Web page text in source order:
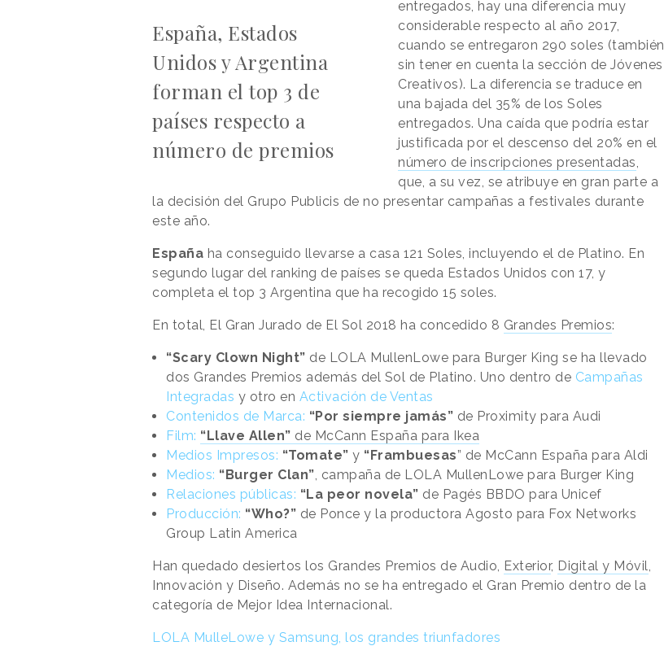
España, Estados
Unidos y Argentina
forman el top 3 de
países respecto a
número de premios
entregados, hay una diferencia muy
considerable respecto al año 2017,
cuando se entregaron 290 soles (también
sin tener en cuenta la sección de Jóvenes
Creativos). La diferencia se traduce en
una bajada del 35% de los Soles
entregados. Una caída que podría estar
justificada por el descenso del 20% en el
número de inscripciones presentadas
que, a su vez, se atribuye en gran parte a
la decisión del Grupo Publicis de no presentar campañas a festivales durante
este año.
España ha conseguido llevarse a casa 121 Soles, incluyendo el de Platino. En
segundo lugar del ranking de países se queda Estados Unidos con 17, y
completa el top 3 Argentina que ha recogido 15 soles.
En total, El Gran Jurado de El Sol 2018 ha concedido 8 Grandes Premios:
“Scary Clown Night” de LOLA MullenLowe para Burger King se ha llevado
dos Grandes Premios además del Sol de Platino. Uno dentro de Campañas
Integradas y otro en Activación de Ventas
Contenidos de Marca: “Por siempre jamás” de Proximity para Audi
Film: “Llave Allen” de McCann España para Ikea
Medios Impresos: “Tomate” y “Frambuesas” de McCann España para Aldi
Medios: “Burger Clan” , campaña de LOLA MullenLowe para Burger King
Relaciones públicas: “La peor novela” de Pagés BBDO para Unicef
Producción: “Who?” de Ponce y la productora Agosto para Fox Networks
Group Latin America
Han quedado desiertos los Grandes Premios de Audio, Exterior, Digital y Móvil
Innovación y Diseño. Además no se ha entregado el Gran Premio dentro de la
categoría de Mejor Idea Internacional.
LOLA MulleLowe y Samsung, los grandes triunfadores